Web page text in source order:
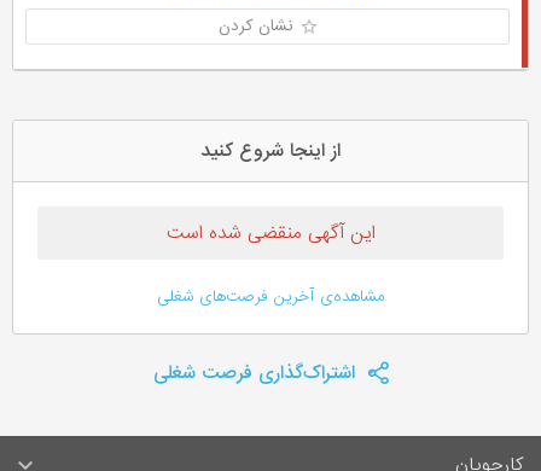
نشان کردن
از اینجا شروع کنید
این آگهی منقضی شده است
مشاهده‌ی آخرین فرصت‌های شغلی
اشتراک‌گذاری فرصت شغلی
کارجویان